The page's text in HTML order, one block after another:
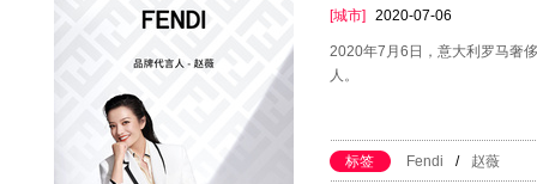
[城市] 2020-07-06
2020年7月6日，意大利罗马奢
人。
标签 Fendi / 赵薇